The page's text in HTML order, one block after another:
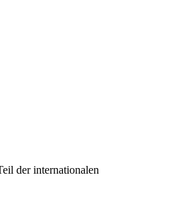
der internationalen